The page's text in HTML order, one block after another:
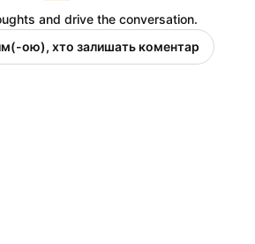
and drive the conversation.
ою), хто залишать коментар